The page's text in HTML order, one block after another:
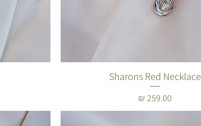
Sharons Red Necklace
מחיר